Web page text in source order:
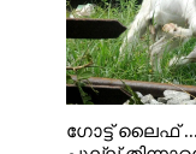
ഗോട്ട് ലൈഫ്